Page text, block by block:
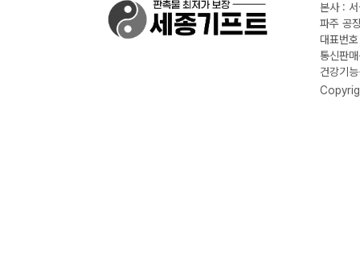
본사 :
파주 공
대표번
통신판
건강기